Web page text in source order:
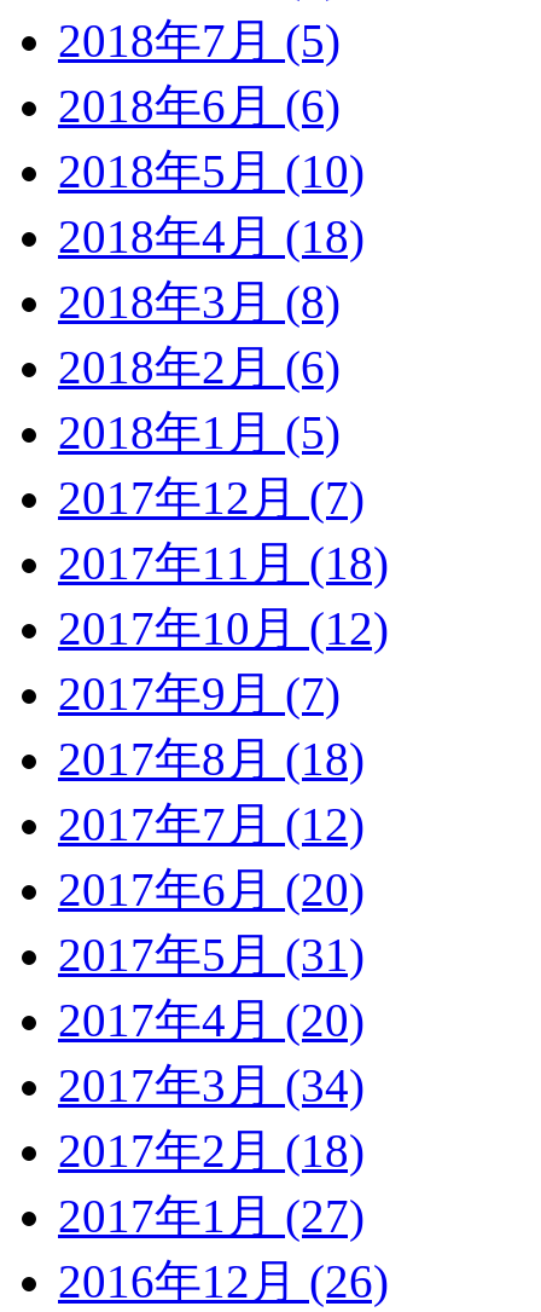
2018年7月 (5)
2018年6月 (6)
2018年5月 (10)
2018年4月 (18)
2018年3月 (8)
2018年2月 (6)
2018年1月 (5)
2017年12月 (7)
2017年11月 (18)
2017年10月 (12)
2017年9月 (7)
2017年8月 (18)
2017年7月 (12)
2017年6月 (20)
2017年5月 (31)
2017年4月 (20)
2017年3月 (34)
2017年2月 (18)
2017年1月 (27)
2016年12月 (26)